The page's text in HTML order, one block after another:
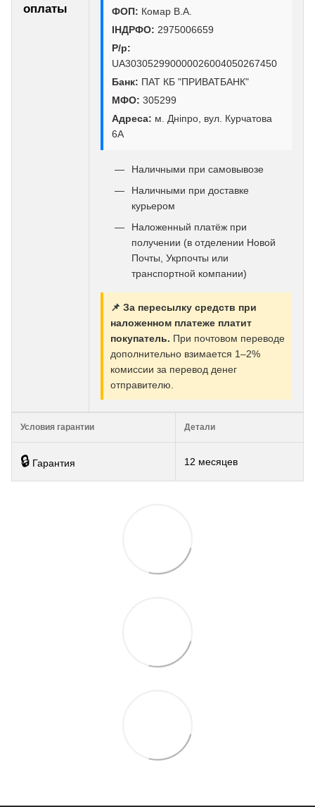
оплаты
ФОП: Комар В.А.
ІНДРФО: 2975006659
Р/р:
UA303052990000026004050267450
Банк: ПАТ КБ "ПРИВАТБАНК"
МФО: 305299
Адреса: м. Дніпро, вул. Курчатова
6А
Наличными при самовывозе
Наличными при доставке
курьером
Наложенный платёж при
получении (в отделении Новой
Почты, Укрпочты или
транспортной компании)
📌 За пересылку средств при
наложенном платеже платит
покупатель. При почтовом переводе
дополнительно взимается 1–2%
комиссии за перевод денег
отправителю.
Условия гарантии Детали
🔒 Гарантия 12 месяцев